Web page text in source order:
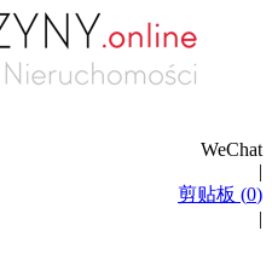
WeChat
|
剪贴板 (0)
|